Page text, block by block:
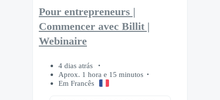
Pour entrepreneurs |
Commencer avec Billit |
Webinaire
4 dias atrás
Aprox. 1 hora e 15 minutos
Em Francês